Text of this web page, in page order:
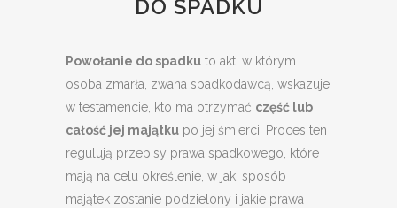
DO SPADKU
Powołanie do spadku to akt, w którym
osoba zmarła, zwana spadkodawcą, wskazuje
w testamencie, kto ma otrzymać część lub
całość jej majątku po jej śmierci. Proces ten
regulują przepisy prawa spadkowego, które
mają na celu określenie, w jaki sposób
majątek zostanie podzielony i jakie prawa